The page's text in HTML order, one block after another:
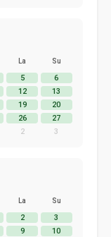
La Su
5
6
12
13
19
20
26
27
2 3
La Su
2
3
9 10